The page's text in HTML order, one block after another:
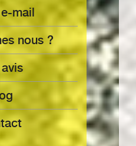
e-mail
nous ?
avis